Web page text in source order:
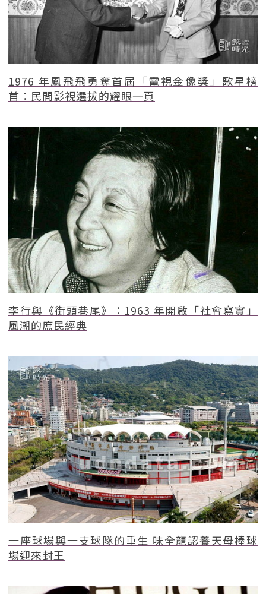
1976 年鳳飛飛勇奪首屆「電視金像獎」歌星榜
首：民間影視選拔的耀眼一頁
李行與《街頭巷尾》：1963 年開啟「社會寫實」
風潮的庶民經典
一座球場與一支球隊的重生 味全龍認養天母棒球
場迎來封王